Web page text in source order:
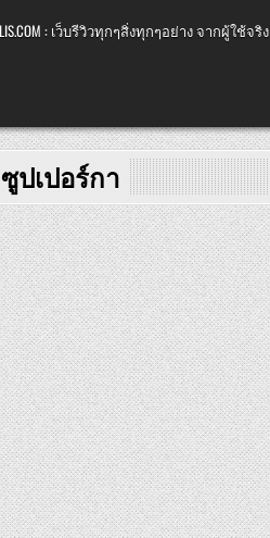
: เว็บรีวิวทุกๆสิ่งทุกๆอย่าง จากผู้ใช้จริง
ซูปเปอร์กา